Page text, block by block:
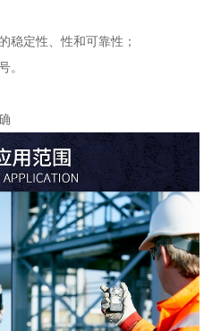
稳定性、性和可靠性；
。